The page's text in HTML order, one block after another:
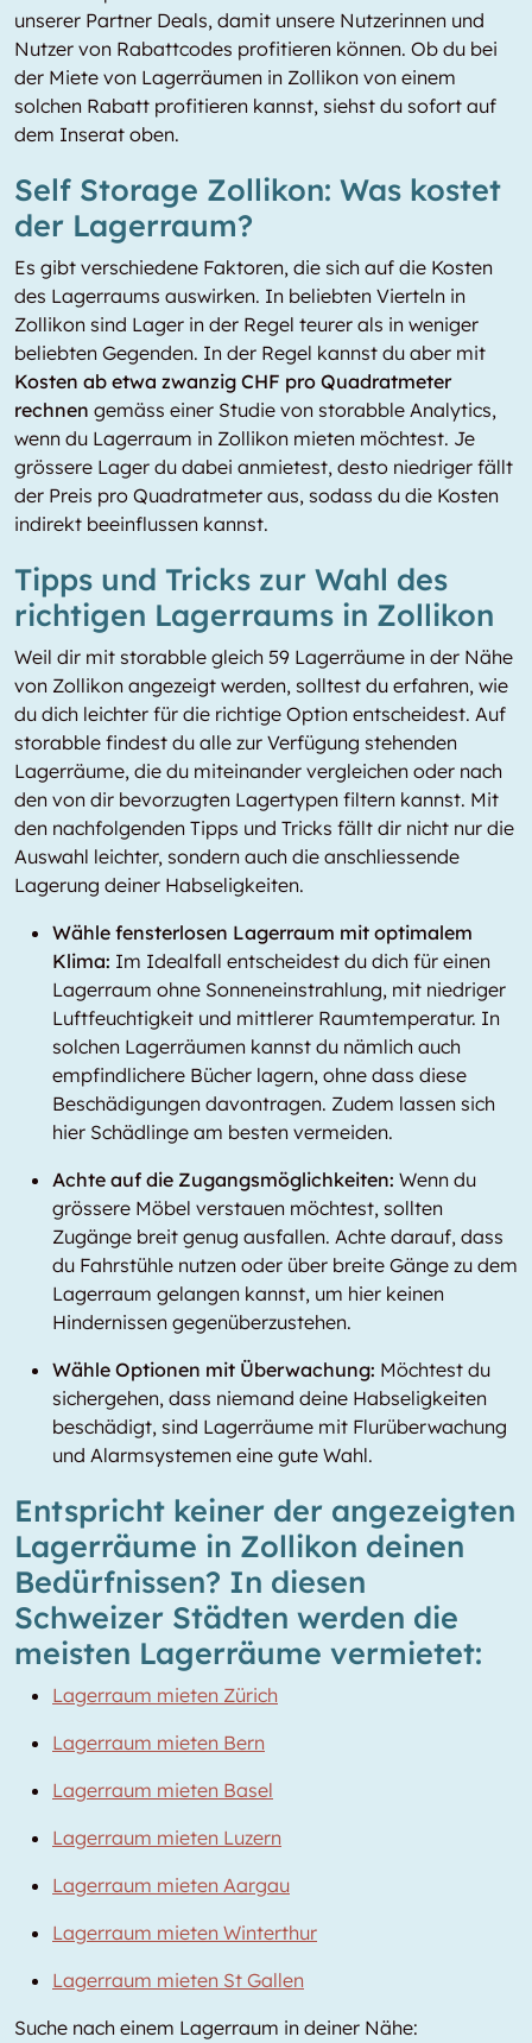
unserer Partner Deals, damit unsere Nutzerinnen und
Nutzer von Rabattcodes profitieren können. Ob du bei
der Miete von Lagerräumen in Zollikon von einem
solchen Rabatt profitieren kannst, siehst du sofort auf
dem Inserat oben.
Self Storage Zollikon: Was kostet
der Lagerraum?
Es gibt verschiedene Faktoren, die sich auf die Kosten
des Lagerraums auswirken. In beliebten Vierteln in
Zollikon sind Lager in der Regel teurer als in weniger
beliebten Gegenden. In der Regel kannst du aber mit
Kosten ab etwa zwanzig CHF pro Quadratmeter
rechnen gemäss einer Studie von storabble Analytics,
wenn du Lagerraum in Zollikon mieten möchtest. Je
grössere Lager du dabei anmietest, desto niedriger fällt
der Preis pro Quadratmeter aus, sodass du die Kosten
indirekt beeinflussen kannst.
Tipps und Tricks zur Wahl des
richtigen Lagerraums in Zollikon
Weil dir mit storabble gleich 59 Lagerräume in der Nähe
von Zollikon angezeigt werden, solltest du erfahren, wie
du dich leichter für die richtige Option entscheidest. Auf
storabble findest du alle zur Verfügung stehenden
Lagerräume, die du miteinander vergleichen oder nach
den von dir bevorzugten Lagertypen filtern kannst. Mit
den nachfolgenden Tipps und Tricks fällt dir nicht nur die
Auswahl leichter, sondern auch die anschliessende
Lagerung deiner Habseligkeiten.
Wähle fensterlosen Lagerraum mit optimalem
Klima: Im Idealfall entscheidest du dich für einen
Lagerraum ohne Sonneneinstrahlung, mit niedriger
Luftfeuchtigkeit und mittlerer Raumtemperatur. In
solchen Lagerräumen kannst du nämlich auch
empfindlichere Bücher lagern, ohne dass diese
Beschädigungen davontragen. Zudem lassen sich
hier Schädlinge am besten vermeiden.
Achte auf die Zugangsmöglichkeiten: Wenn du
grössere Möbel verstauen möchtest, sollten
Zugänge breit genug ausfallen. Achte darauf, dass
du Fahrstühle nutzen oder über breite Gänge zu dem
Lagerraum gelangen kannst, um hier keinen
Hindernissen gegenüberzustehen.
Wähle Optionen mit Überwachung: Möchtest du
sichergehen, dass niemand deine Habseligkeiten
beschädigt, sind Lagerräume mit Flurüberwachung
und Alarmsystemen eine gute Wahl.
Entspricht keiner der angezeigten
Lagerräume in Zollikon deinen
Bedürfnissen? In diesen
Schweizer Städten werden die
meisten Lagerräume vermietet:
Lagerraum mieten Zürich
Lagerraum mieten Bern
Lagerraum mieten Basel
Lagerraum mieten Luzern
Lagerraum mieten Aargau
Lagerraum mieten Winterthur
Lagerraum mieten St Gallen
Suche nach einem Lagerraum in deiner Nähe: